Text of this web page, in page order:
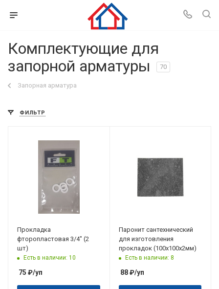
Комплектующие для
запорной арматуры
70
Запорная арматура
ФИЛЬТР
Прокладка
фторопластовая 3/4" (2
шт)
Есть в наличии: 10
75 ₽/уп
13.08.2026
Паронит сантехнический
для изготовления
прокладок (100х100х2мм)
Есть в наличии: 8
88₽/уп